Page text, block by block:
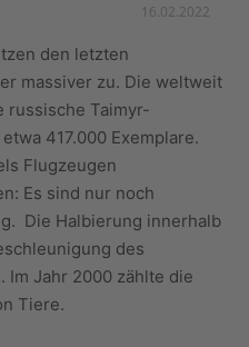
16.02.2022
den letzten
massiver zu. Die weltweit
russische Taimyr-
417.000 Exemplare.
Flugzeugen
Es sind nur noch
Die Halbierung innerhalb
des
Im Jahr 2000 zählte die
Tiere.